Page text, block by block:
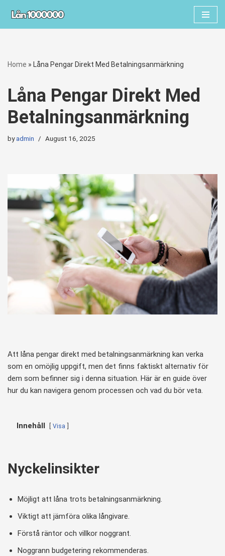
Skip
Home » Låna Pengar Direkt Med Betalningsanmärkning
Låna Pengar Direkt Med
Betalningsanmärkning
byadmin August 16, 2025
Att låna pengar direkt med betalningsanmärkning kan verka
som en omöjlig uppgift, men det finns faktiskt alternativ för
dem som befinner sig i denna situation. Här är en guide över
hur du kan navigera genom processen och vad du bör veta.
Innehåll Visa
Nyckelinsikter
Möjligt att låna trots betalningsanmärkning.
Viktigt att jämföra olika långivare.
Förstå räntor och villkor noggrant.
Noggrann budgetering rekommenderas.